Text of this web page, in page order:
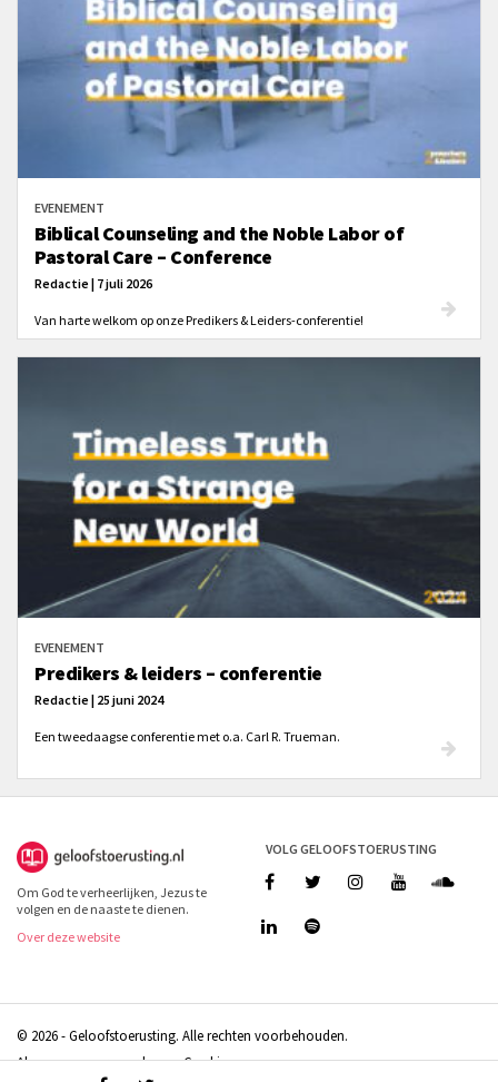
EVENEMENT
Biblical Counseling and the Noble Labor of
Pastoral Care – Conference
Redactie | 7 juli 2026
Van harte welkom op onze Predikers & Leiders-conferentie!
EVENEMENT
Predikers & leiders – conferentie
Redactie | 25 juni 2024
Een tweedaagse conferentie met o.a. Carl R. Trueman.
Om God te verheerlijken, Jezus te
volgen en de naaste te dienen.
Over deze website
VOLG GELOOFSTOERUSTING
© 2026 - Geloofstoerusting. Alle rechten voorbehouden.
Algemene voorwaarden
Cookies